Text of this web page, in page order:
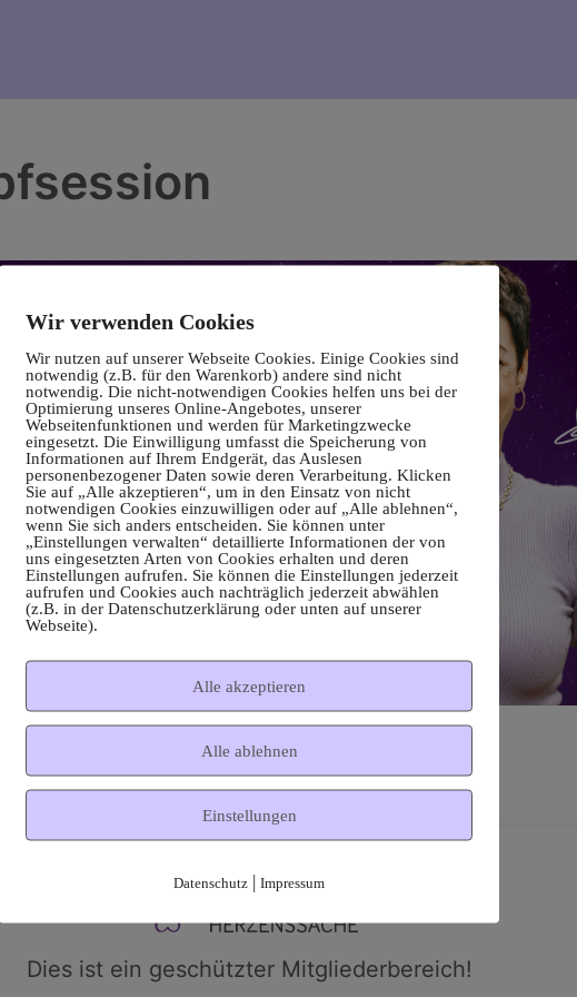
Dies ist ein geschützter Mitgliederbereich!
Wir verwenden Cookies
Wir nutzen auf unserer Webseite Cookies. Einige Cookies sind
notwendig (z.B. für den Warenkorb) andere sind nicht
notwendig. Die nicht-notwendigen Cookies helfen uns bei der
Optimierung unseres Online-Angebotes, unserer
Webseitenfunktionen und werden für Marketingzwecke
eingesetzt. Die Einwilligung umfasst die Speicherung von
Informationen auf Ihrem Endgerät, das Auslesen
personenbezogener Daten sowie deren Verarbeitung. Klicken
Sie auf „Alle akzeptieren“, um in den Einsatz von nicht
notwendigen Cookies einzuwilligen oder auf „Alle ablehnen“,
wenn Sie sich anders entscheiden. Sie können unter
„Einstellungen verwalten“ detaillierte Informationen der von
uns eingesetzten Arten von Cookies erhalten und deren
Einstellungen aufrufen. Sie können die Einstellungen jederzeit
aufrufen und Cookies auch nachträglich jederzeit abwählen
(z.B. in der Datenschutzerklärung oder unten auf unserer
Webseite).
Alle akzeptieren
Alle ablehnen
Einstellungen
Datenschutz | Impressum